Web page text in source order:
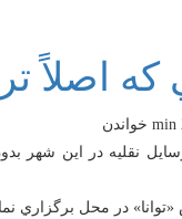
خواندن
نقليه در اين شهر